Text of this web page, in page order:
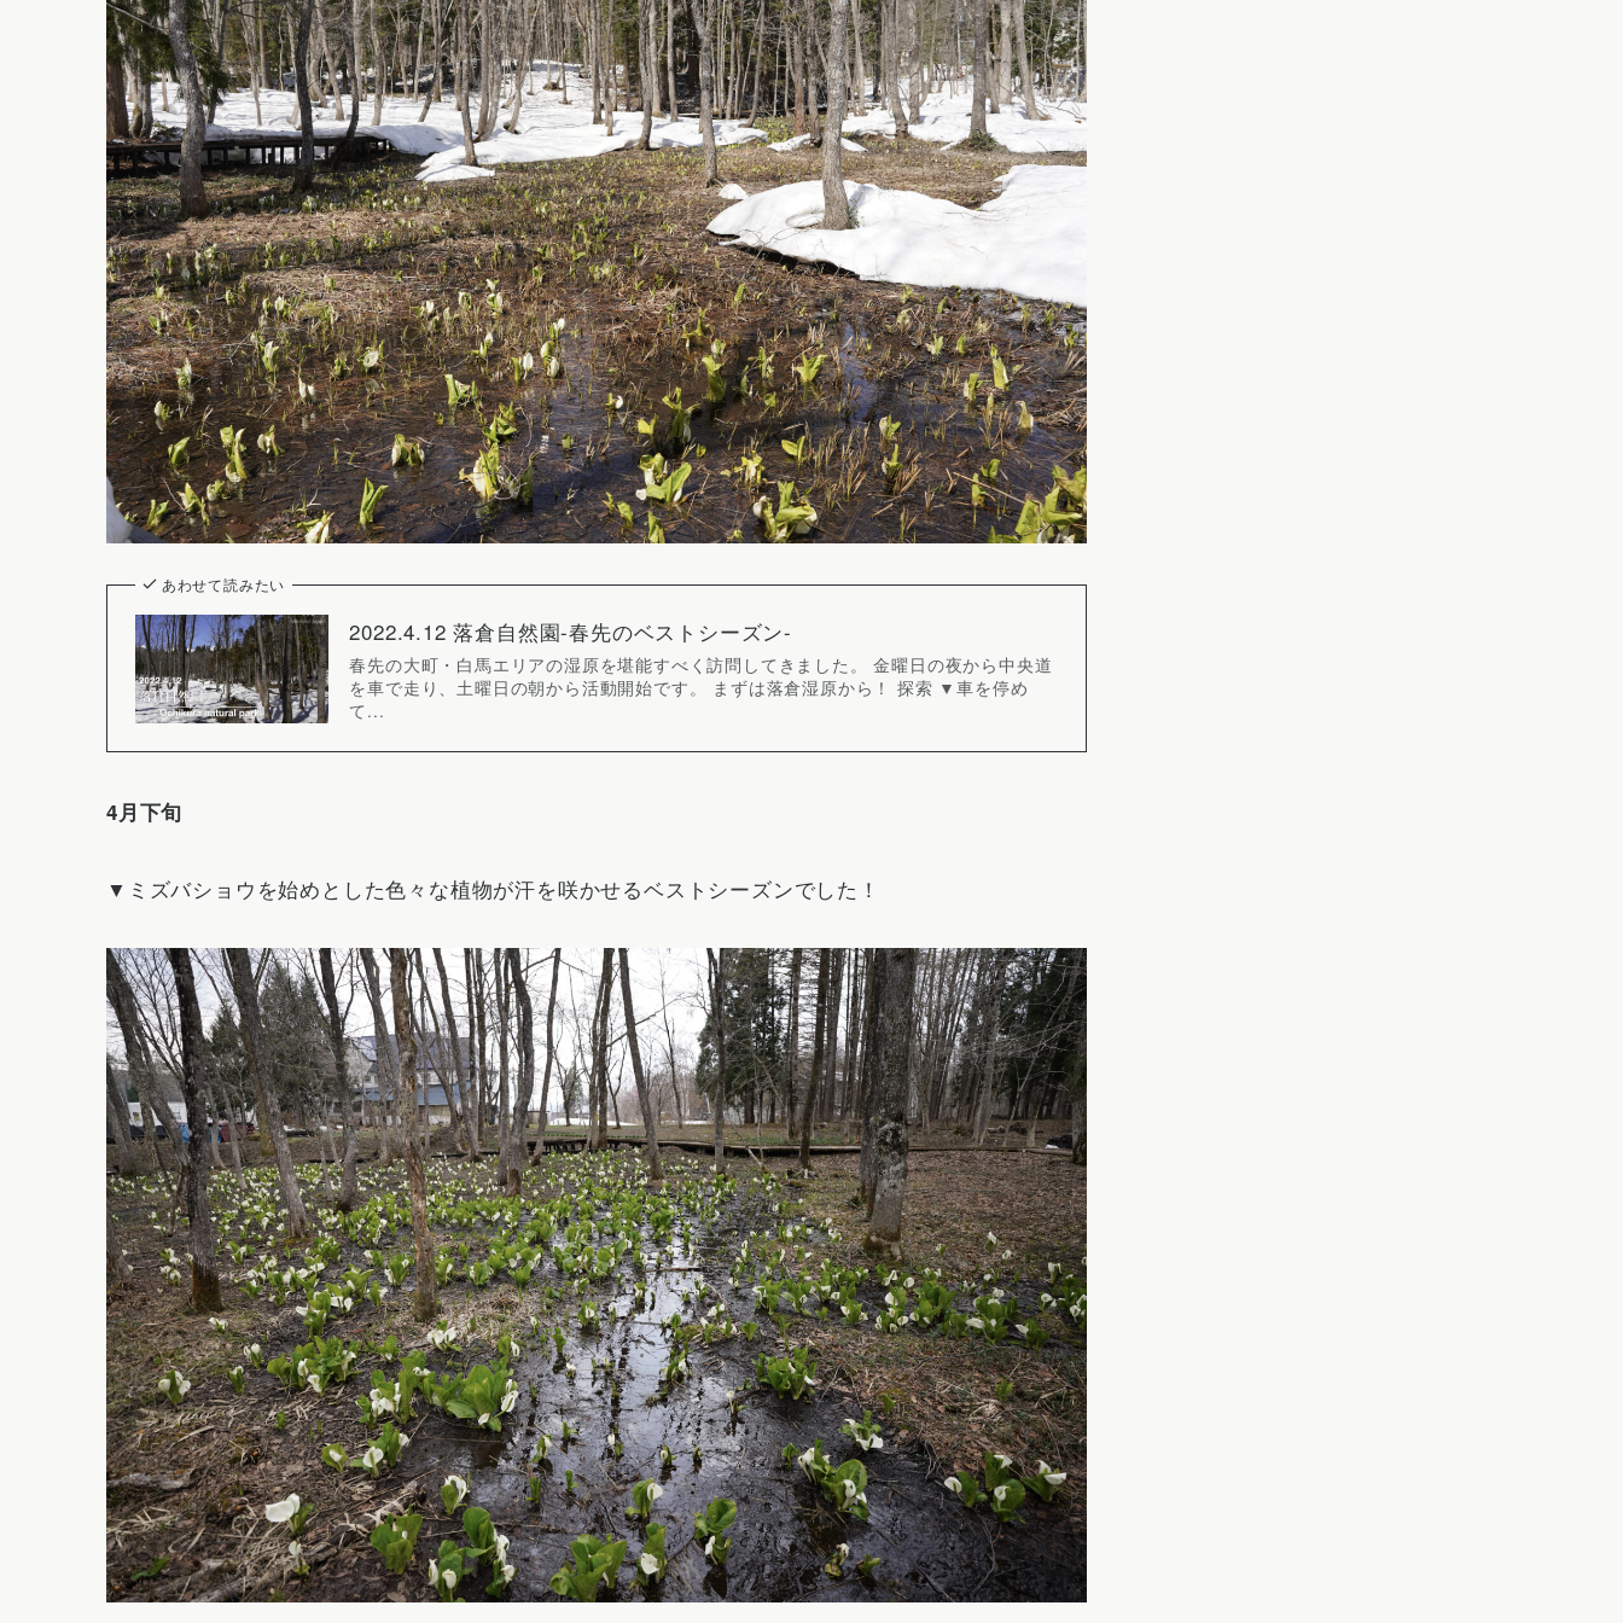
あわせて読みたい
2022.4.12 落倉自然園-春先のベストシーズン-
春先の大町・白馬エリアの湿原を堪能すべく訪問してきました。 金曜日の夜から中央道
を車で走り、土曜日の朝から活動開始です。 まずは落倉湿原から！ 探索 ▼車を停め
て...
4月下旬
▼ミズバショウを始めとした色々な植物が汗を咲かせるベストシーズンでした！